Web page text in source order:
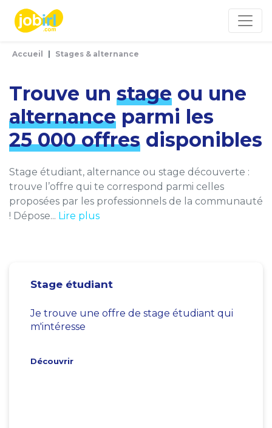
Accueil Stages & alternance
Trouve un stage ou une
alternance parmi les
25 000 offres disponibles
Stage étudiant, alternance ou stage découverte :
trouve l’offre qui te correspond parmi celles
proposées par les professionnels de la communauté
! Dépose... Lire plus
Stage étudiant
Je trouve une offre de stage étudiant qui
m'intéresse
Découvrir
Panneau de gestion des cookies